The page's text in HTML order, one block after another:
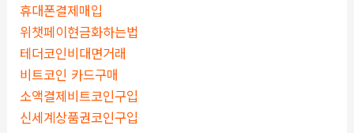
휴대폰결제매입
위챗페이현금화하는법
테더코인비대면거래
비트코인 카드구매
소액결제비트코인구입
신세계상품권코인구입